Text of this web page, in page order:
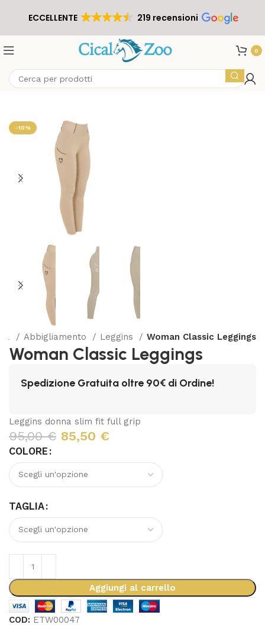
ECCELLENTE 219 recensioni
0
-10%
Abbigliamento Leggins Woman Classic Leggings
Woman Classic Leggings
Spedizione Gratuita oltre 90€ di Ordine!
Leggins donna slim fit full grip
95,00€ 85,50 €
COLORE
TAGLIA
Aggiungi al carrello
COD: ETW00047